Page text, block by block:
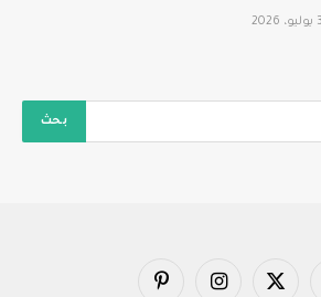
X الانستغرامبينتيريست